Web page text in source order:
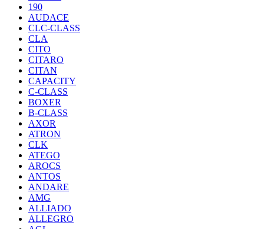
190
AUDACE
CLC-CLASS
CLA
CITO
CITARO
CITAN
CAPACITY
C-CLASS
BOXER
B-CLASS
AXOR
ATRON
CLK
ATEGO
AROCS
ANTOS
ANDARE
AMG
ALLIADO
ALLEGRO